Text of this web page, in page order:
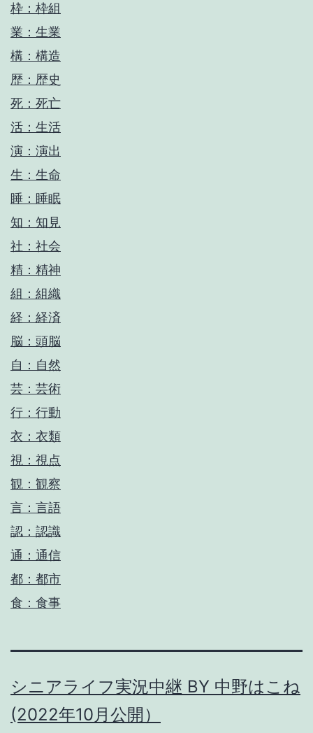
枠：枠組
業：生業
構：構造
歴：歴史
死：死亡
活：生活
演：演出
生：生命
睡：睡眠
知：知見
社：社会
精：精神
組：組織
経：経済
脳：頭脳
自：自然
芸：芸術
行：行動
衣：衣類
視：視点
観：観察
言：言語
認：認識
通：通信
都：都市
食：食事
シニアライフ実況中継 BY 中野はこね
(2022年10月公開）